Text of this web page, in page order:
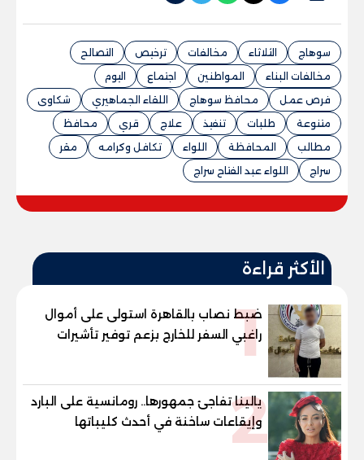
سوهاج الثلاثاء مخالفات ترخيص
التصالح
مخالفات البناء
المواطنين اجتماع
اليوم
فرص عمل
محافظ سوهاج اللقاء الجماهيري
شكاوى
متنوعة
طلبات تنفيذ علاج قري
محافظ
مطالب
المحافظة اللواء تكافل وكرامه
مقر
سراج
اللواء عبد الفتاح سراج
الأكثر قراءة
1
ضبط نصاب بالقاهرة استولى على أموال
راغبي السفر للخارج بزعم توفير تأشيرات
2
يالينا تفاجئ جمهورها.. رومانسية على البارد
وإيقاعات ساخنة في أحدث كليباتها